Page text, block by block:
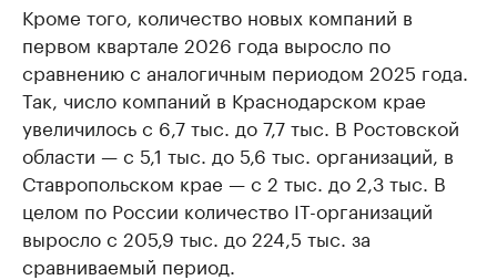
Кроме того, количество новых компаний в
первом квартале 2026 года выросло по
сравнению с аналогичным периодом 2025 года.
Так, число компаний в Краснодарском крае
увеличилось с 6,7 тыс. до 7,7 тыс. В Ростовской
области — с 5,1 тыс. до 5,6 тыс. организаций, в
Ставропольском крае — с 2 тыс. до 2,3 тыс. В
целом по России количество IT-организаций
выросло с 205,9 тыс. до 224,5 тыс. за
сравниваемый период.